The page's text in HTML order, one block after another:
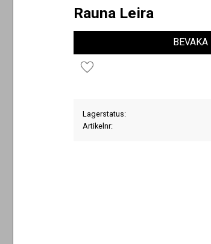
Rauna Leira
Lägg till i favoriter
BEVAKA
Lagerstatus
Artikelnr